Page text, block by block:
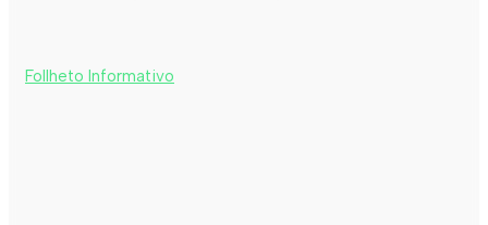
Follheto Informativo